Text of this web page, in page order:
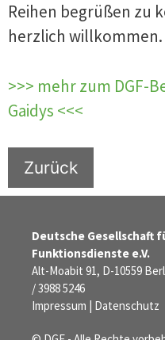
Reihen begrüßen zu
herzlich willkommen.
>>> mehr zum DGF-
Gaidys <<<
Zurück
Deutsche Gesellschaft
Funktionsdienste e.V.
Alt-Moabit 91, D-10559
/ 3988 5246
Impressum
Datenschutz